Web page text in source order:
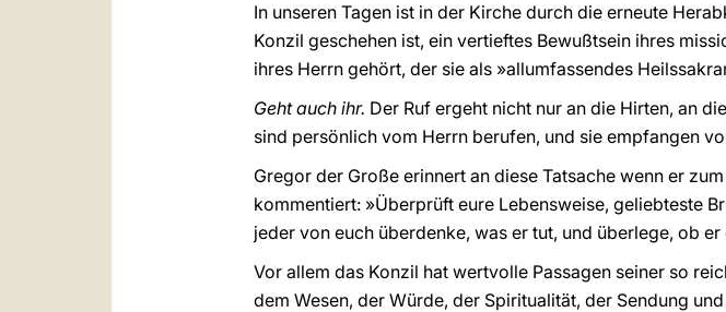
In unseren Tagen ist in der Kirche durch die erneute
Konzil geschehen ist, ein vertieftes Bewußtsein ihres
ihres Herrn gehört, der sie als »allumfassendes
Geht auch ihr. Der Ruf ergeht nicht nur an die Hirten, an
sind persönlich vom Herrn berufen, und sie empfangen
Gregor der Große erinnert an diese Tatsache wenn er
kommentiert: »Überprüft eure Lebensweise, geliebteste
jeder von euch überdenke, was er tut, und überlege, ob
Vor allem das Konzil hat wertvolle Passagen seiner so
dem Wesen, der Würde, der Spiritualität, der Sendung